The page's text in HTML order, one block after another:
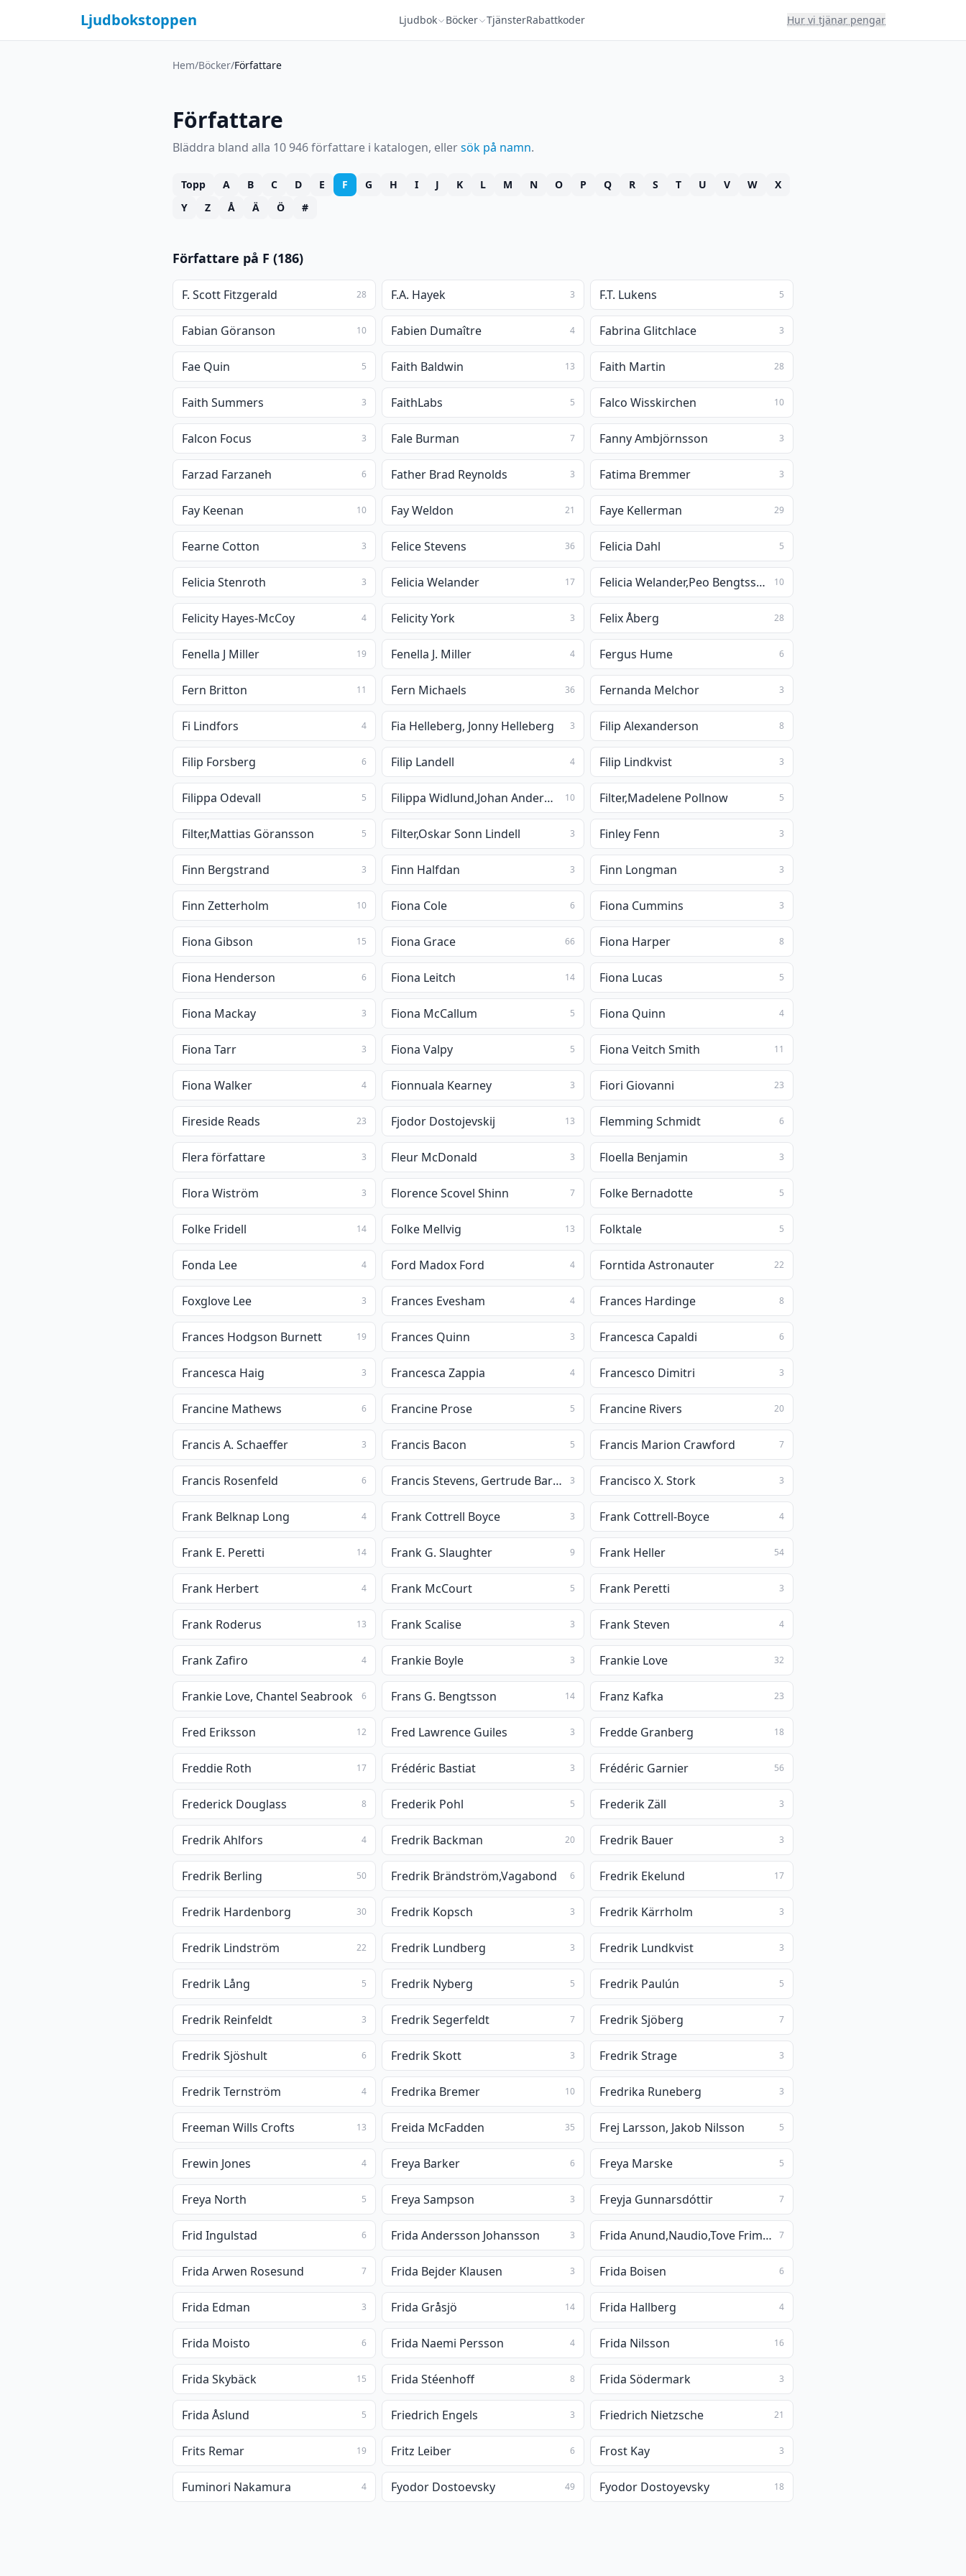
Ljudbokstoppen Ljudbok Böcker TjänsterRabattkoder Hur vi tjänar pengar
Hem/Böcker/Författare
Författare
Bläddra bland alla 10 946 författare i katalogen, ellersök på namn.
Topp A B C D E F G H I J K L M N O P Q R S T U V W
X
Y
Z Å Ä Ö #
Författare på F (186)
F. Scott Fitzgerald 28 F.A. Hayek 3 F.T. Lukens 5
Fabian Göranson 10 Fabien Dumaître 4 Fabrina Glitchlace 3
Fae Quin 5 Faith Baldwin 13 Faith Martin 28
Faith Summers 3 FaithLabs 5 Falco Wisskirchen 10
Falcon Focus 3 Fale Burman 7 Fanny Ambjörnsson 3
Farzad Farzaneh 6 Father Brad Reynolds 3 Fatima Bremmer 3
Fay Keenan 10 Fay Weldon 21 Faye Kellerman 29
Fearne Cotton 3 Felice Stevens 36 Felicia Dahl 5
Felicia Stenroth 3 Felicia Welander 17 Felicia Welander,Peo Bengtsson 10
Felicity Hayes-McCoy 4 Felicity York 3 Felix Åberg 28
Fenella J Miller 19 Fenella J. Miller 4 Fergus Hume 6
Fern Britton 11 Fern Michaels 36 Fernanda Melchor 3
Fi Lindfors 4 Fia Helleberg, Jonny Helleberg 3 Filip Alexanderson 8
Filip Forsberg 6 Filip Landell 4 Filip Lindkvist 3
Filippa Odevall 5 Filippa Widlund,Johan Anderblad 10 Filter,Madelene Pollnow 5
Filter,Mattias Göransson 5 Filter,Oskar Sonn Lindell 3 Finley Fenn 3
Finn Bergstrand 3 Finn Halfdan 3 Finn Longman 3
Finn Zetterholm 10 Fiona Cole 6 Fiona Cummins 3
Fiona Gibson 15 Fiona Grace 66 Fiona Harper 8
Fiona Henderson 6 Fiona Leitch 14 Fiona Lucas 5
Fiona Mackay 3 Fiona McCallum 5 Fiona Quinn 4
Fiona Tarr 3 Fiona Valpy 5 Fiona Veitch Smith 11
Fiona Walker 4 Fionnuala Kearney 3 Fiori Giovanni 23
Fireside Reads 23 Fjodor Dostojevskij 13 Flemming Schmidt 6
Flera författare 3 Fleur McDonald 3 Floella Benjamin 3
Flora Wiström 3 Florence Scovel Shinn 7 Folke Bernadotte 5
Folke Fridell 14 Folke Mellvig 13 Folktale 5
Fonda Lee 4 Ford Madox Ford 4 Forntida Astronauter 22
Foxglove Lee 3 Frances Evesham 4 Frances Hardinge 8
Frances Hodgson Burnett 19 Frances Quinn 3 Francesca Capaldi 6
Francesca Haig 3 Francesca Zappia 4 Francesco Dimitri 3
Francine Mathews 6 Francine Prose 5 Francine Rivers 20
Francis A. Schaeffer 3 Francis Bacon 5 Francis Marion Crawford 7
Francis Rosenfeld 6 Francis Stevens, Gertrude Barrows Bennett 3 Francisco X. Stork 3
Frank Belknap Long 4 Frank Cottrell Boyce 3 Frank Cottrell-Boyce 4
Frank E. Peretti 14 Frank G. Slaughter 9 Frank Heller 54
Frank Herbert 4 Frank McCourt 5 Frank Peretti 3
Frank Roderus 13 Frank Scalise 3 Frank Steven 4
Frank Zafiro 4 Frankie Boyle 3 Frankie Love 32
Frankie Love, Chantel Seabrook 6 Frans G. Bengtsson 14 Franz Kafka 23
Fred Eriksson 12 Fred Lawrence Guiles 3 Fredde Granberg 18
Freddie Roth 17 Frédéric Bastiat 3 Frédéric Garnier 56
Frederick Douglass 8 Frederik Pohl 5 Frederik Zäll 3
Fredrik Ahlfors 4 Fredrik Backman 20 Fredrik Bauer 3
Fredrik Berling 50 Fredrik Brändström,Vagabond 6 Fredrik Ekelund 17
Fredrik Hardenborg 30 Fredrik Kopsch 3 Fredrik Kärrholm 3
Fredrik Lindström 22 Fredrik Lundberg 3 Fredrik Lundkvist 3
Fredrik Lång 5 Fredrik Nyberg 5 Fredrik Paulún 5
Fredrik Reinfeldt 3 Fredrik Segerfeldt 7 Fredrik Sjöberg 7
Fredrik Sjöshult 6 Fredrik Skott 3 Fredrik Strage 3
Fredrik Ternström 4 Fredrika Bremer 10 Fredrika Runeberg 3
Freeman Wills Crofts 13 Freida McFadden 35 Frej Larsson, Jakob Nilsson 5
Frewin Jones 4 Freya Barker 6 Freya Marske 5
Freya North 5 Freya Sampson 3 Freyja Gunnarsdóttir 7
Frid Ingulstad 6 Frida Andersson Johansson 3 Frida Anund,Naudio,Tove Friman Leffler 7
Frida Arwen Rosesund 7 Frida Bejder Klausen 3 Frida Boisen 6
Frida Edman 3 Frida Gråsjö 14 Frida Hallberg 4
Frida Moisto 6 Frida Naemi Persson 4 Frida Nilsson 16
Frida Skybäck 15 Frida Stéenhoff 8 Frida Södermark 3
Frida Åslund 5 Friedrich Engels 3 Friedrich Nietzsche 21
Frits Remar 19 Fritz Leiber 6 Frost Kay 3
Fuminori Nakamura 4 Fyodor Dostoevsky 49 Fyodor Dostoyevsky 18